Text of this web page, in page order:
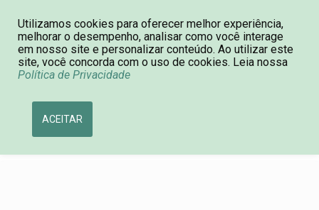
Consulta de Processos 11 4590-0092
Utilizamos cookies para oferecer melhor experiência,
melhorar o desempenho, analisar como você interage
em nosso site e personalizar conteúdo. Ao utilizar este
site, você concorda com o uso de cookies. Leia nossa
Política de Privacidade
ACEITAR